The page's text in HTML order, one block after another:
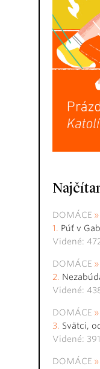
DOMÁCE
Púť v
Videné:
DOMÁCE
Videné:
DOMÁCE
Svätci,
Videné: 391
DOMÁCE